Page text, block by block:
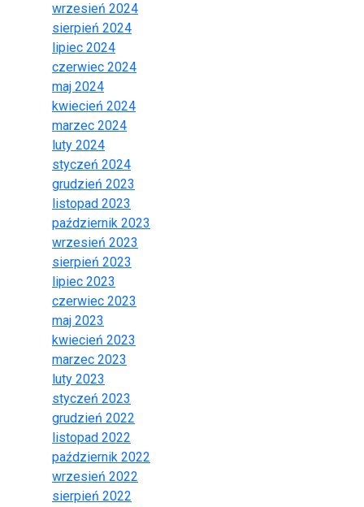
wrzesień 2024
sierpień 2024
lipiec 2024
czerwiec 2024
maj 2024
kwiecień 2024
marzec 2024
luty 2024
styczeń 2024
grudzień 2023
listopad 2023
październik 2023
wrzesień 2023
sierpień 2023
lipiec 2023
czerwiec 2023
maj 2023
kwiecień 2023
marzec 2023
luty 2023
styczeń 2023
grudzień 2022
listopad 2022
październik 2022
wrzesień 2022
sierpień 2022